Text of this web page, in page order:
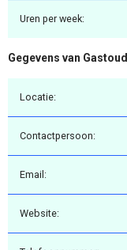
Uren per week:
Gegevens van
Locatie:
Contactpersoon:
Email:
Website: